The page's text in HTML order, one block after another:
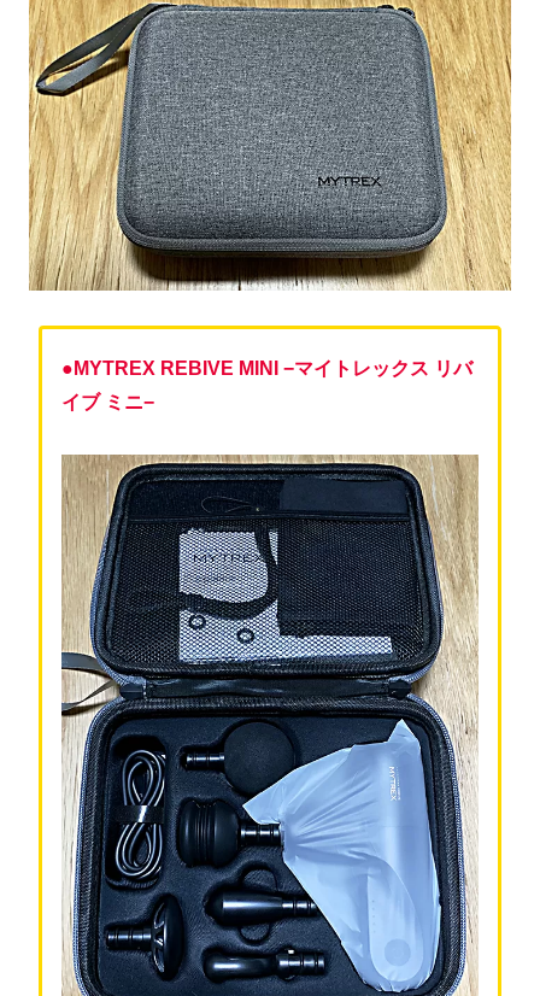
●MYTREX REBIVE MINI −マイトレックス リバ
イブ ミニ−